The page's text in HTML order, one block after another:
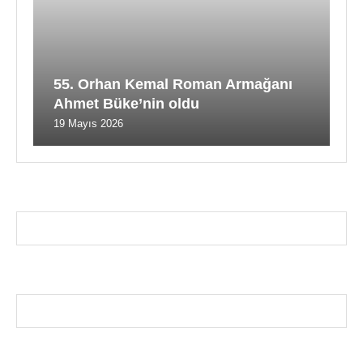
55. Orhan Kemal Roman Armağanı
Ahmet Büke’nin oldu
19 Mayıs 2026